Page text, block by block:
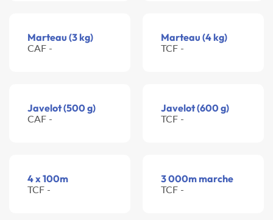
Marteau (3 kg)
CAF -
Marteau (4 kg)
TCF -
Javelot (500 g)
CAF -
Javelot (600 g)
TCF -
4 x 100m
TCF -
3 000m marche
TCF -